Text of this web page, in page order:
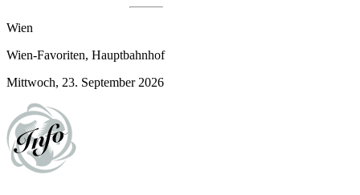
Wien
Wien-Favoriten, Hauptbahnhof
Mittwoch, 23. September 2026